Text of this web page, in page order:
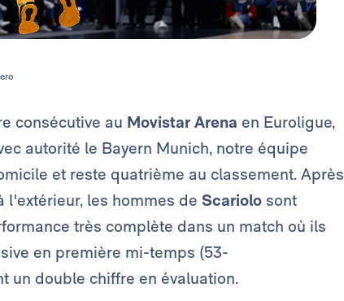
consécutive au Movistar Arena en Euroligue,
autorité le Bayern Munich, notre équipe
et reste quatrième au classement. Après
les hommes de Scariolo sont
très complète dans un match où ils
en première mi-temps (53-
un double chiffre en évaluation.